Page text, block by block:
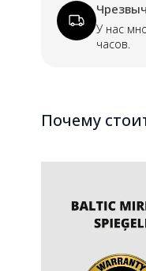
У нас
часов.
Почему